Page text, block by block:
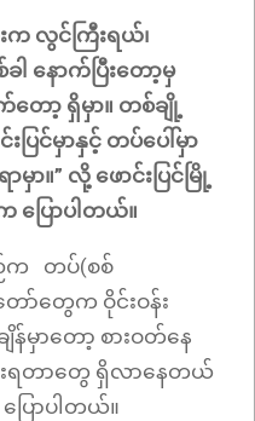
က လွင်ကြီးရယ်၊
နောက်ပြီးတော့မှ
ော့ ရှိမှာ။ တစ်ချို့
ပြင်မှာနှင့် တပ်ပေါ်မှာ
ာ။” လို့ ဖောင်းပြင်မြို့
ပြောပါတယ်။
ဉ်က တပ်(စစ်
ာ်တွေက ဝိုင်းဝန်း
ာတော့ စားဝတ်နေ
ရတာတွေ ရှိလာနေတယ်
ောပါတယ်။